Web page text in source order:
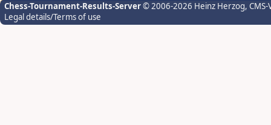
Chess-Tournament-Results-Server© 2006-2026 Heinz Herzog,
Legal details/Terms of use